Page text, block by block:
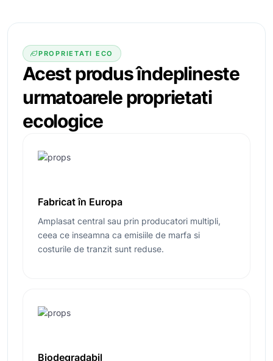
PROPRIETATI ECO
Acest produs îndeplineste
urmatoareleproprietati
ecologice
Fabricat în Europa
Amplasat central sau prin producatori multipli,
ceea ce inseamna ca emisiile de marfa si
costurile de tranzit sunt reduse.
Biodegradabil